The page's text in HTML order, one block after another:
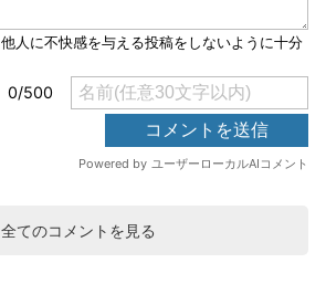
全てのコメントを見る